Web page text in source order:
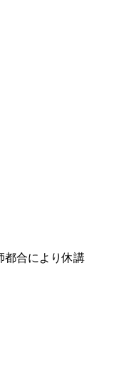
都合により休講